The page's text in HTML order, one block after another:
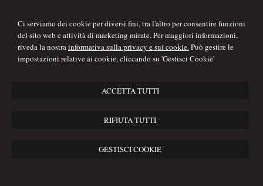
Ci serviamo dei cookie per diversi fini, tra l'altro per consentire funzioni
del sito web e attività di marketing mirate. Per maggiori informazioni,
riveda la nostrainformativa sulla privacy e sui cookie.Può gestire le
impostazioni relative ai cookie, cliccando su 'Gestisci Cookie'
ACCETTA TUTTI
RIFIUTA TUTTI
GESTISCI COOKIE